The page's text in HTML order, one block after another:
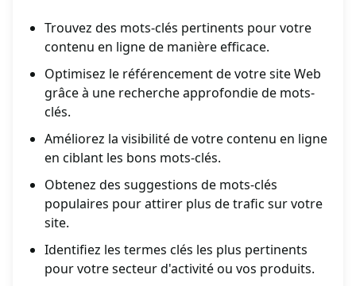
Trouvez des mots-clés pertinents pour votre
contenu en ligne de manière efficace.
Optimisez le référencement de votre site Web
grâce à une recherche approfondie de mots-
clés.
Améliorez la visibilité de votre contenu en ligne
en ciblant les bons mots-clés.
Obtenez des suggestions de mots-clés
populaires pour attirer plus de trafic sur votre
site.
Identifiez les termes clés les plus pertinents
pour votre secteur d'activité ou vos produits.